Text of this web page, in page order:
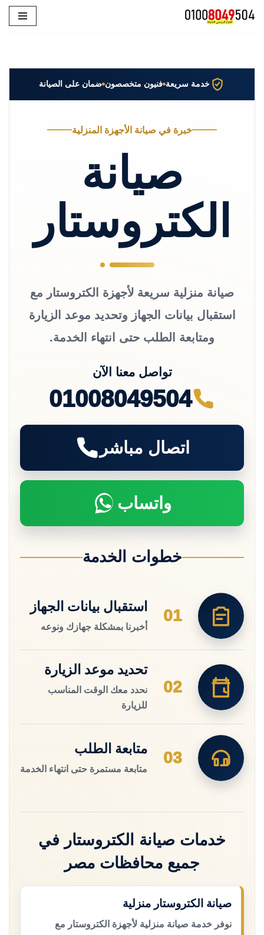
خدمة سريعة فنيون متخصصون ضمان على الصيانة
خبرة في صيانة الأجهزة المنزلية
صيانة
الكتروستار
صيانة منزلية سريعة لأجهزة الكتروستار مع
استقبال بيانات الجهاز وتحديد موعد الزيارة
ومتابعة الطلب حتى انتهاء الخدمة.
تواصل معنا الآن
01008049504
اتصال مباشر
واتساب
خطوات الخدمة
01
استقبال بيانات الجهاز
أخبرنا بمشكلة جهازك ونوعه
02
تحديد موعد الزيارة
نحدد معك الوقت المناسب
للزيارة
03
متابعة الطلب
متابعة مستمرة حتى انتهاء الخدمة
خدمات صيانة الكتروستار في
جميع محافظات مصر
صيانة الكتروستار منزلية
نوفر خدمة صيانة منزلية لأجهزة الكتروستار مع